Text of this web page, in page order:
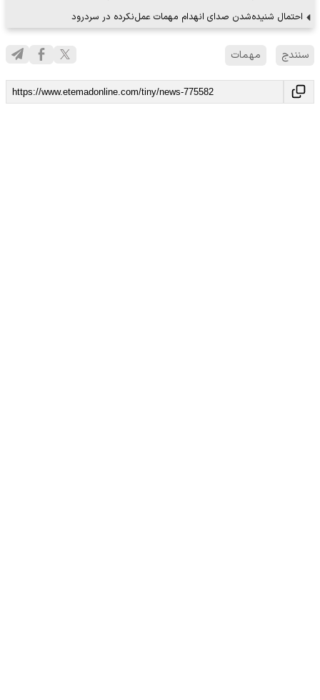
احتمال شنیده‌شدن صدای انهدام مهمات عمل‌نکرده در سردرود
سنندج مهمات